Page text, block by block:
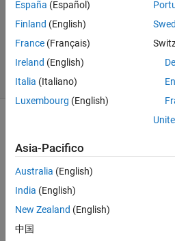
Aggiornato
10 Set
5
Visualizzazioni
(30 giorni)
2つ
España (Español)
Finland (English)
France (Français)
Ireland (English)
Italia (Italiano)
Luxembourg (English)
Asia-Pacifico
Australia (English)
India (English)
New Zealand (English)
中国